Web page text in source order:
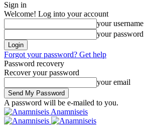
Sign in
Welcome! Log into your account
your username
your password
Forgot your password? Get help
Password recovery
Recover your password
your email
A password will be e-mailed to you.
Anamniseis